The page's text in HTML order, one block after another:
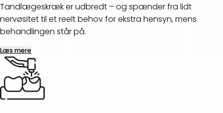
Tandlægeskræk er udbredt – og spænder fra lidt
nervøsitet til et reelt behov for ekstra hensyn, mens
behandlingen står på.
Læs mere